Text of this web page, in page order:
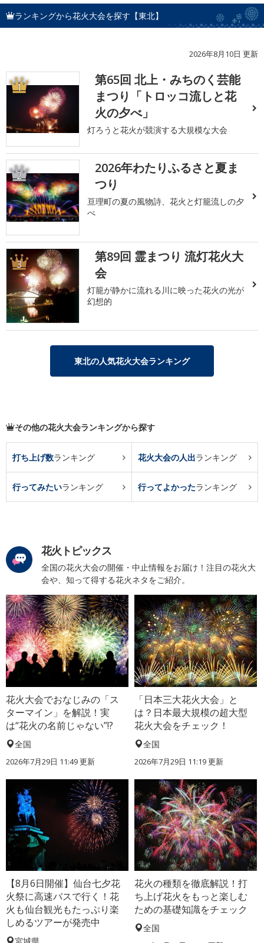
ランキングから花火大会を探す【東北】
2026年8月10日 更新
1
第65回 北上・みちのく芸能
まつり「トロッコ流しと花
火の夕べ」
灯ろうと花火が競演する大規模な大会
2
2026年わたりふるさと夏ま
つり
亘理町の夏の風物詩、花火と灯籠流しの夕
べ
3
第89回 霊まつり 流灯花火大
会
灯籠が静かに流れる川に映った花火の光が
幻想的
東北の人気花火大会ランキング
その他の花火大会ランキングから探す
打ち上げ数ランキング 花火大会の人出ランキング
行ってみたいランキング 行ってよかったランキング
花火トピックス
全国の花火大会の開催・中止情報をお届け！注目の花火大
会や、知って得する花火ネタをご紹介。
花火大会でおなじみの「ス
ターマイン」を解説！実
は“花火の名前じゃない”!?
全国
2026年7月29日 11:49 更新
「日本三大花火大会」と
は？日本最大規模の超大型
花火大会をチェック！
全国
2026年7月29日 11:19 更新
【8月6日開催】仙台七夕花
火祭に高速バスで行く！花
火も仙台観光もたっぷり楽
しめるツアーが発売中
花火の種類を徹底解説！打
ち上げ花火をもっと楽しむ
ための基礎知識をチェック
全国